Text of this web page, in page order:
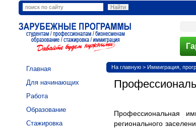
Главная
Для начинающих
Работа
Образование
Стажировка
На главную > Иммиграция,
Профессиональная
регионального